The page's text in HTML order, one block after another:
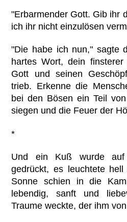
"Erbarmender Gott. Gib ihr
ich ihr nicht einzulösen
"Die habe ich nun," sagte
hartes Wort, dein finsterer
Gott und seinen
trieb. Erkenne die
bei den Bösen ein Teil
siegen und die Feuer der
*
Und ein Kuß wurde
gedrückt, es leuchtete
Sonne schien in die
lebendig, sanft und
Traume weckte, der ihm